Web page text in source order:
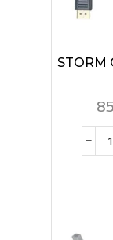
STORM